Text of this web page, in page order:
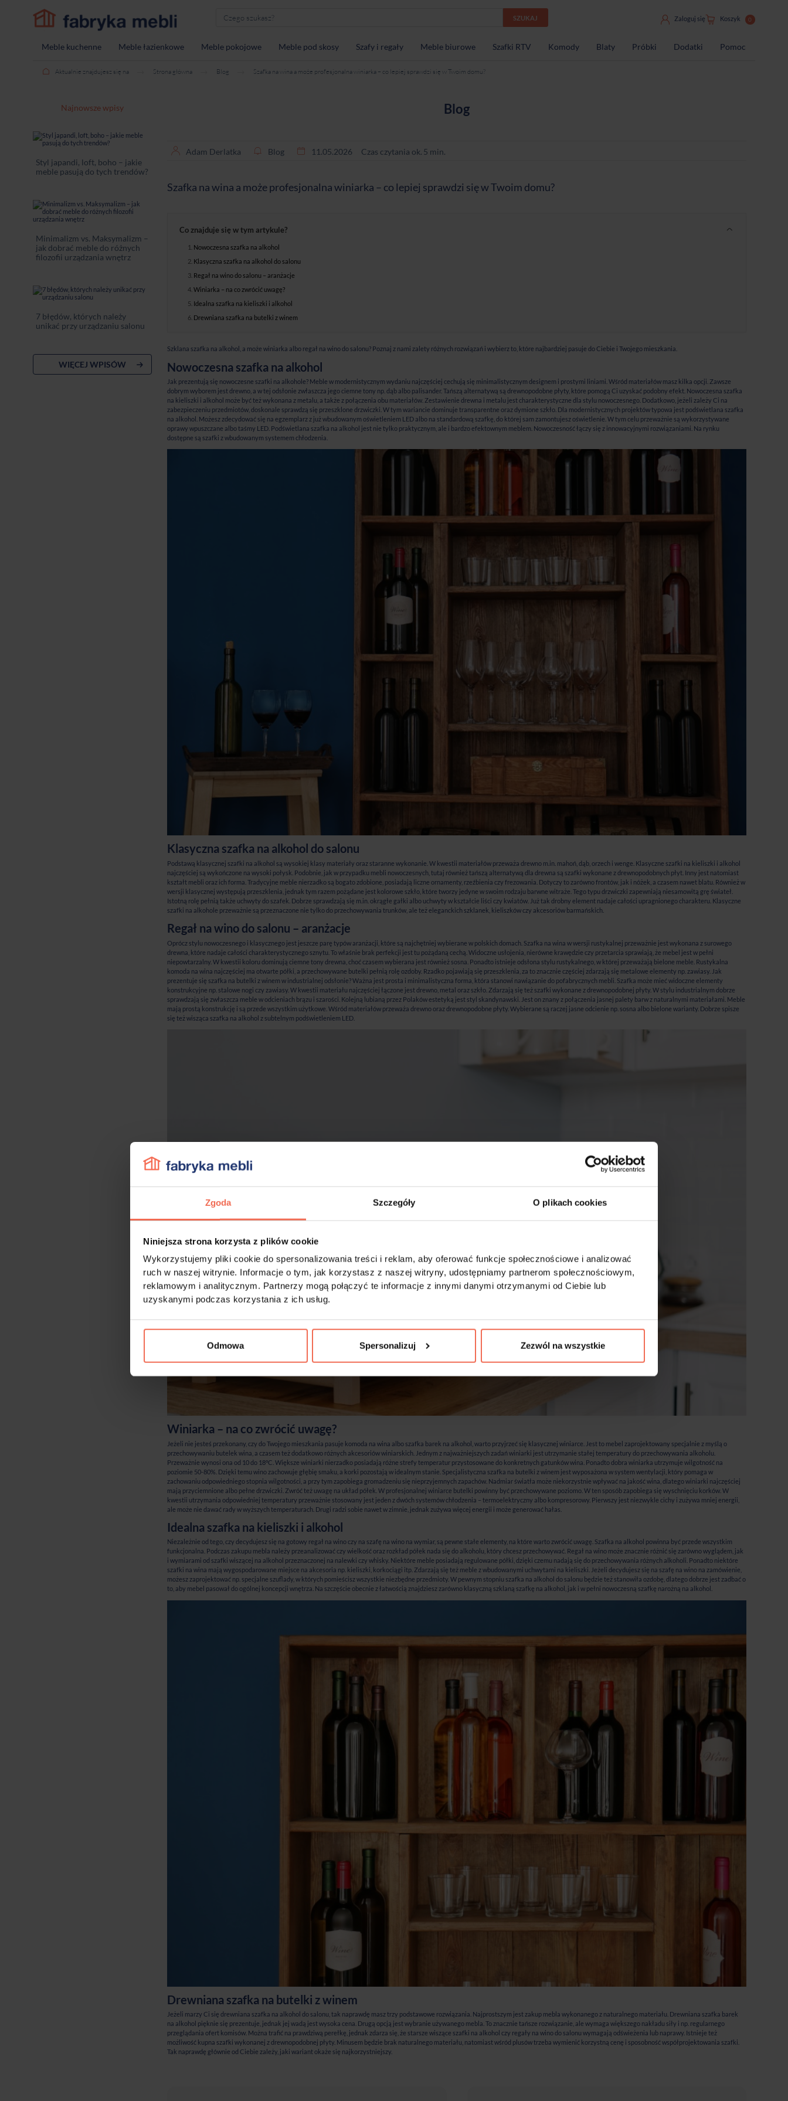
Zgoda Szczegóły O plikach cookies
Niniejsza strona korzysta z plików cookie
Wykorzystujemy pliki cookie do spersonalizowania treści i reklam, aby oferować funkcje społecznościowe i analizować
ruch w naszej witrynie. Informacje o tym, jak korzystasz z naszej witryny, udostępniamy partnerom społecznościowym,
reklamowym i analitycznym. Partnerzy mogą połączyć te informacje z innymi danymi otrzymanymi od Ciebie lub
uzyskanymi podczas korzystania z ich usług.
Odmowa Spersonalizuj Zezwól na wszystkie
SZUKAJ Zaloguj się Koszyk 0
Meble kuchenne Meble łazienkowe Meble pokojowe Meble pod skosy Szafy i regały Meble biurowe Szafki RTV Komody Blaty Próbki Dodatki Pomoc
Aktualnie znajdujesz się na Strona główna Blog Szafka na wina a może profesjonalna winiarka – co lepiej sprawdzi się w Twoim domu?
Najnowsze wpisy
Styl japandi, loft, boho – jakie
meble pasują do tych trendów?
Minimalizm vs. Maksymalizm –
jak dobrać meble do różnych
filozofii urządzania wnętrz
7 błędów, których należy
unikać przy urządzaniu salonu
WIĘCEJ WPISÓW
Blog
Adam Derlatka Blog 11.05.2026 Czas czytania ok. 5 min.
Szafka na wina a może profesjonalna winiarka – co lepiej sprawdzi się w Twoim domu?
Co znajduje się w tym artykule?
Nowoczesna szafka na alkohol
Klasyczna szafka na alkohol do salonu
Regał na wino do salonu – aranżacje
Winiarka – na co zwrócić uwagę?
Idealna szafka na kieliszki i alkohol
Drewniana szafka na butelki z winem
Szklana szafka na alkohol, a może winiarka albo regał na wino do salonu? Poznaj z nami zalety różnych rozwiązań i wybierz to, które najbardziej pasuje do Ciebie i Twojego mieszkania.
Nowoczesna szafka na alkohol
Jak prezentują się nowoczesne szafki na alkohole? Meble w modernistycznym wydaniu najczęściej cechują się minimalistycznym designem i prostymi liniami. Wśród materiałów masz kilka opcji. Zawsze
dobrym wyborem jest drewno, a w tej odsłonie zwłaszcza jego ciemne tony np. dąb albo palisander. Tańszą alternatywą są drewnopodobne płyty, które pomogą Ci uzyskać podobny efekt. Nowoczesna szafka
na kieliszki i alkohol może być też wykonana z metalu, a także z połączenia obu materiałów. Zestawienie drewna i metalu jest charakterystyczne dla stylu nowoczesnego. Dodatkowo, jeżeli zależy Ci na
zabezpieczeniu przedmiotów, doskonale sprawdzą się przeszklone drzwiczki. W tym wariancie dominuje transparentne oraz dymione szkło. Dla modernistycznych projektów typowa jest podświetlana szafka
na alkohol. Możesz zdecydować się na egzemplarz z już wbudowanym oświetleniem LED albo na standardową szafkę, do której sam zamontujesz oświetlenie. W tym celu przeważnie są wykorzystywane
oprawy wpuszczane albo taśmy LED. Podświetlana szafka na alkohol jest nie tylko praktycznym, ale i bardzo efektownym meblem. Nowoczesność łączy się z innowacyjnymi rozwiązaniami. Na rynku
dostępne są szafki z wbudowanym systemem chłodzenia.
Klasyczna szafka na alkohol do salonu
Podstawą klasycznej szafki na alkohol są wysokiej klasy materiały oraz staranne wykonanie. W kwestii materiałów przeważa drewno m.in. mahoń, dąb, orzech i wenge. Klasyczne szafki na kieliszki i alkohol
najczęściej są wykończone na wysoki połysk. Podobnie, jak w przypadku mebli nowoczesnych, tutaj również tańszą alternatywą dla drewna są szafki wykonane z drewnopodobnych płyt. Inny jest natomiast
kształt mebli oraz ich forma. Tradycyjne meble nierzadko są bogato zdobione, posiadają liczne ornamenty, rzeźbienia czy frezowania. Dotyczy to zarówno frontów, jak i nóżek, a czasem nawet blatu. Również w
wersji klasycznej występują przeszklenia, jednak tym razem pożądane jest kolorowe szkło, które tworzy jedyne w swoim rodzaju barwne witraże. Tego typu drzwiczki zapewniają niesamowitą grę świateł.
Istotną rolę pełnią także uchwyty do szafek. Dobrze sprawdzają się m.in. okrągłe gałki albo uchwyty w kształcie liści czy kwiatów. Już tak drobny element nadaje całości upragnionego charakteru. Klasyczne
szafki na alkohole przeważnie są przeznaczone nie tylko do przechowywania trunków, ale też eleganckich szklanek, kieliszków czy akcesoriów barmańskich.
Regał na wino do salonu – aranżacje
Oprócz stylu nowoczesnego i klasycznego jest jeszcze parę typów aranżacji, które są najchętniej wybierane w polskich domach. Szafka na wina w wersji rustykalnej przeważnie jest wykonana z surowego
drewna, które nadaje całości charakterystycznego sznytu. To właśnie brak perfekcji jest tu pożądaną cechą. Widoczne usłojenia, nierówne krawędzie czy przetarcia sprawiają, że mebel jest w pełni
niepowtarzalny. W kwestii koloru dominują ciemne tony drewna, choć czasem wybierana jest również sosna. Ponadto istnieje odsłona stylu rustykalnego, w której przeważają bielone meble. Rustykalna
komoda na wina najczęściej ma otwarte półki, a przechowywane butelki pełnią rolę ozdoby. Rzadko pojawiają się przeszklenia, za to znacznie częściej zdarzają się metalowe elementy np. zawiasy. Jak
prezentuje się szafka na butelki z winem w industrialnej odsłonie? Ważna jest prosta i minimalistyczna forma, która stanowi nawiązanie do pofabrycznych mebli. Szafka może mieć widoczne elementy
konstrukcyjne np. stalowe nogi czy zawiasy. W kwestii materiału najczęściej łączone jest drewno, metal oraz szkło. Zdarzają się też szafki wykonane z drewnopodobnej płyty. W stylu industrialnym dobrze
sprawdzają się zwłaszcza meble w odcieniach brązu i szarości. Kolejną lubianą przez Polaków estetyką jest styl skandynawski. Jest on znany z połączenia jasnej palety barw z naturalnymi materiałami. Meble
mają prostą konstrukcję i są przede wszystkim użytkowe. Wśród materiałów przeważa drewno oraz drewnopodobne płyty. Wybierane są raczej jasne odcienie np. sosna albo bielone warianty. Dobrze spisze
się teżwisząca szafka na alkohol z subtelnym podświetleniem LED.
Winiarka – na co zwrócić uwagę?
Jeżeli nie jesteś przekonany, czy do Twojego mieszkania pasuje komoda na wina albo szafka barek na alkohol, warto przyjrzeć się klasycznej winiarce. Jest to mebel zaprojektowany specjalnie z myślą o
przechowywaniu butelek wina, a czasem też dodatkowo różnych akcesoriów winiarskich. Jednym z najważniejszych zadań winiarki jest utrzymanie stałej temperatury do przechowywania alkoholu.
Przeważnie wynosi ona od 10 do 18°C. Większe winiarki nierzadko posiadają różne strefy temperatur przystosowane do konkretnych gatunków wina. Ponadto dobra winiarka utrzymuje wilgotność na
poziomie 50-80%. Dzięki temu wino zachowuje głębię smaku, a korki pozostają w idealnym stanie. Specjalistyczna szafka na butelki z winem jest wyposażona w system wentylacji, który pomaga w
zachowaniu odpowiedniego stopnia wilgotności, a przy tym zapobiega gromadzeniu się nieprzyjemnych zapachów. Nadmiar światła może niekorzystnie wpływać na jakość wina, dlatego winiarki najczęściej
mają przyciemnione albo pełne drzwiczki. Zwróć też uwagę na układ półek. W profesjonalnej winiarce butelki powinny być przechowywane poziomo. W ten sposób zapobiega się wyschnięciu korków. W
kwestii utrzymania odpowiedniej temperatury przeważnie stosowany jest jeden z dwóch systemów chłodzenia – termoelektryczny albo kompresorowy. Pierwszy jest niezwykle cichy i zużywa mniej energii,
ale może nie dawać rady w wyższych temperaturach. Drugi radzi sobie nawet w zimnie, jednak zużywa więcej energii i może generować hałas.
Idealna szafka na kieliszki i alkohol
Niezależnie od tego, czy decydujesz się na gotowy regał na wino czy naszafę na wino na wymiar, są pewne stałe elementy, na które warto zwrócić uwagę. Szafka na alkohol powinna być przede wszystkim
funkcjonalna. Podczas zakupu mebla należy przeanalizować czy wielkość oraz rozkład półek nada się do alkoholu, który chcesz przechowywać. Regał na wino może znacznie różnić się zarówno wyglądem, jak
i wymiarami od szafki wiszącej na alkohol przeznaczonej na nalewki czy whisky. Niektóre meble posiadają regulowane półki, dzięki czemu nadają się do przechowywania różnych alkoholi. Ponadto niektóre
szafki na wina mają wygospodarowane miejsce na akcesoria np. kieliszki, korkociągi itp. Zdarzają się też meble z wbudowanymi uchwytami na kieliszki. Jeżeli decydujesz się na szafę na wino na zamówienie,
możesz zaprojektować np. specjalne szuflady, w których pomieścisz wszystkie niezbędne przedmioty. W pewnym stopniu szafka na alkohol do salonu będzie też stanowiła ozdobę, dlatego dobrze jest zadbać o
to, aby mebel pasował do ogólnej koncepcji wnętrza. Na szczęście obecnie z łatwością znajdziesz zarówno klasyczną szklaną szafkę na alkohol, jak i w pełni nowoczesną szafkę narożną na alkohol.
Drewniana szafka na butelki z winem
Jeżeli marzy Ci się drewniana szafka na alkohol do salonu, tak naprawdę masz trzy podstawowe rozwiązania. Najprostszym jest zakup mebla wykonanego z naturalnego materiału. Drewniana szafka barek
na alkohol pięknie się prezentuje, jednak jej wadą jest wysoka cena. Drugą opcją jest wybranie używanego mebla. To znacznie tańsze rozwiązanie, ale wymaga większego nakładu siły i np. regularnego
przeglądania ofert komisów. Można trafić na prawdziwą perełkę, jednak zdarza się, że starsze wiszące szafki na alkohol czy regały na wino do salonu wymagają odświeżenia lub naprawy. Istnieje też
możliwość kupna szafki wykonanej z drewnopodobnej płyty. Minusem będzie brak naturalnego materiału, natomiast wśród plusów trzeba wymienić korzystną cenę i sposobność współprojektowania szafki.
Tak naprawdę głównie od Ciebie zależy, jaki wariant okaże się najkorzystniejszy.